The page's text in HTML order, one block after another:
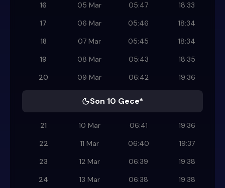
16
05 Mar 05:47
18:33
17
06 Mar 05:46
18:34
18
07 Mar 05:45
18:34
19
08 Mar 05:43
18:35
20
09 Mar 06:42 19:36
Son 10 Gece*
21 10 Mar 06:41
19:36
22
11 Mar 06:40
19:37
23
12 Mar 06:39
19:38
24
13 Mar 06:38
19:38